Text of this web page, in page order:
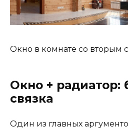
Окно в комнате со вторым
Окно + радиатор:
связка
Один из главных